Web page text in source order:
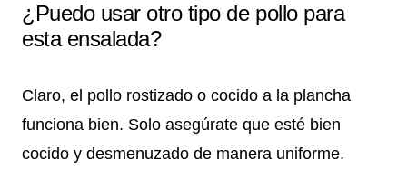
¿Puedo usar otro tipo de pollo para
esta ensalada?
Claro, el pollo rostizado o cocido a la plancha
funciona bien. Solo asegúrate que esté bien
cocido y desmenuzado de manera uniforme.